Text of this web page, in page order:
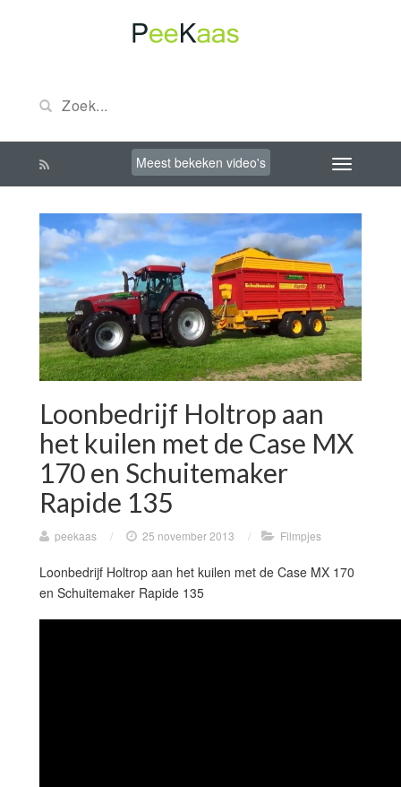
Meest bekeken video's
Loonbedrijf Holtrop aan
het kuilen met de Case MX
170 en Schuitemaker
Rapide 135
peekaas / 25 november 2013 / Filmpjes
Loonbedrijf Holtrop aan het kuilen met de Case MX 170
en Schuitemaker Rapide 135